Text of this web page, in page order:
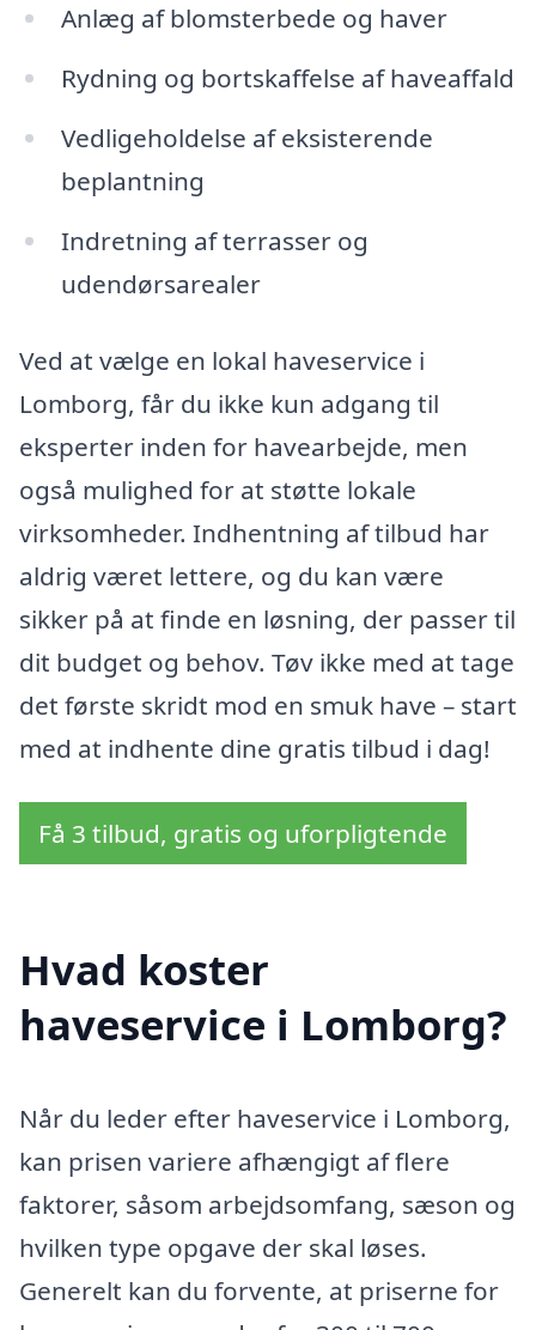
Anlæg af blomsterbede og haver
Rydning og bortskaffelse af haveaffald
Vedligeholdelse af eksisterende
beplantning
Indretning af terrasser og
udendørsarealer
Ved at vælge en lokal haveservice i
Lomborg, får du ikke kun adgang til
eksperter inden for havearbejde, men
også mulighed for at støtte lokale
virksomheder. Indhentning af tilbud har
aldrig været lettere, og du kan være
sikker på at finde en løsning, der passer til
dit budget og behov. Tøv ikke med at tage
det første skridt mod en smuk have – start
med at indhente dine gratis tilbud i dag!
Få 3 tilbud, gratis og uforpligtende
Hvad koster
haveservice i Lomborg?
Når du leder efter haveservice i Lomborg,
kan prisen variere afhængigt af flere
faktorer, såsom arbejdsomfang, sæson og
hvilken type opgave der skal løses.
Generelt kan du forvente, at priserne for